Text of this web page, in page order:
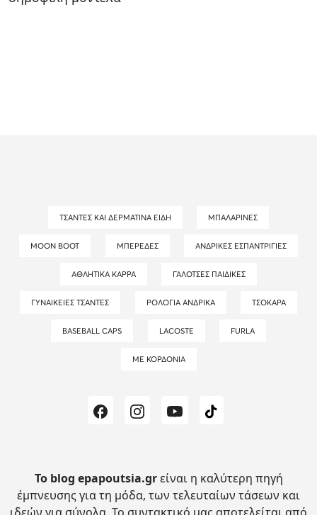
ΤΣΆΝΤΕΣ ΚΑΙ ΔΕΡΜΆΤΙΝΑ ΕΊΔΗ ΜΠΑΛΑΡΊΝΕΣ
MOON BOOT ΜΠΕΡΈΔΕΣ ΑΝΔΡΙΚΈΣ ΕΣΠΑΝΤΡΊΓΙΕΣ
ΑΘΛΗΤΙΚΆ KAPPA ΓΑΛΌΤΣΕΣ ΠΑΙΔΙΚΈΣ
ΓΥΝΑΙΚΕΊΕΣ ΤΣΆΝΤΕΣ ΡΟΛΌΓΙΑ ΑΝΔΡΙΚΆ ΤΣΌΚΑΡΑ
BASEBALL CAPS LACOSTE FURLA
ΜΕ ΚΟΡΔΌΝΙΑ
Το blog epapoutsia.grείναι η καλύτερη πηγή
έμπνευσης για τη μόδα, των τελευταίων τάσεων και